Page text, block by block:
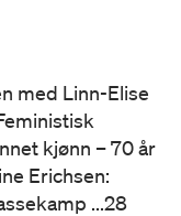
med Linn-Elise
kjønn – 70 år
Erichsen:
...28